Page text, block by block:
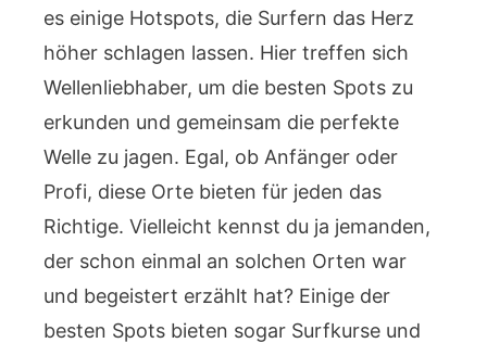
es einige Hotspots, die Surfern das Herz
höher schlagen lassen. Hier treffen sich
Wellenliebhaber, um die besten Spots zu
erkunden und gemeinsam die perfekte
Welle zu jagen. Egal, ob Anfänger oder
Profi, diese Orte bieten für jeden das
Richtige. Vielleicht kennst du ja jemanden,
der schon einmal an solchen Orten war
und begeistert erzählt hat? Einige der
besten Spots bieten sogar Surfkurse und